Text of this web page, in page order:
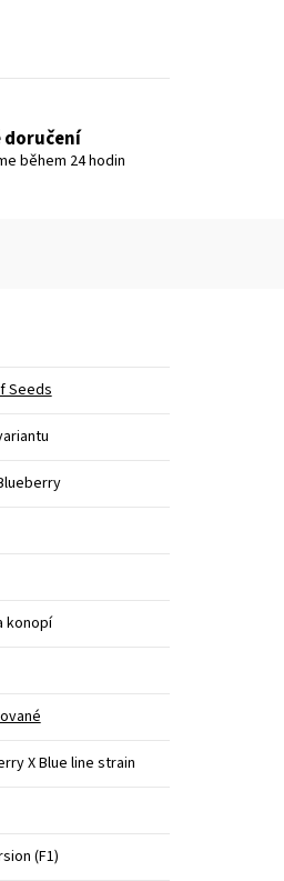
doručení
během 24 hodin
Seeds
konopí
X Blue line strain
(F1)